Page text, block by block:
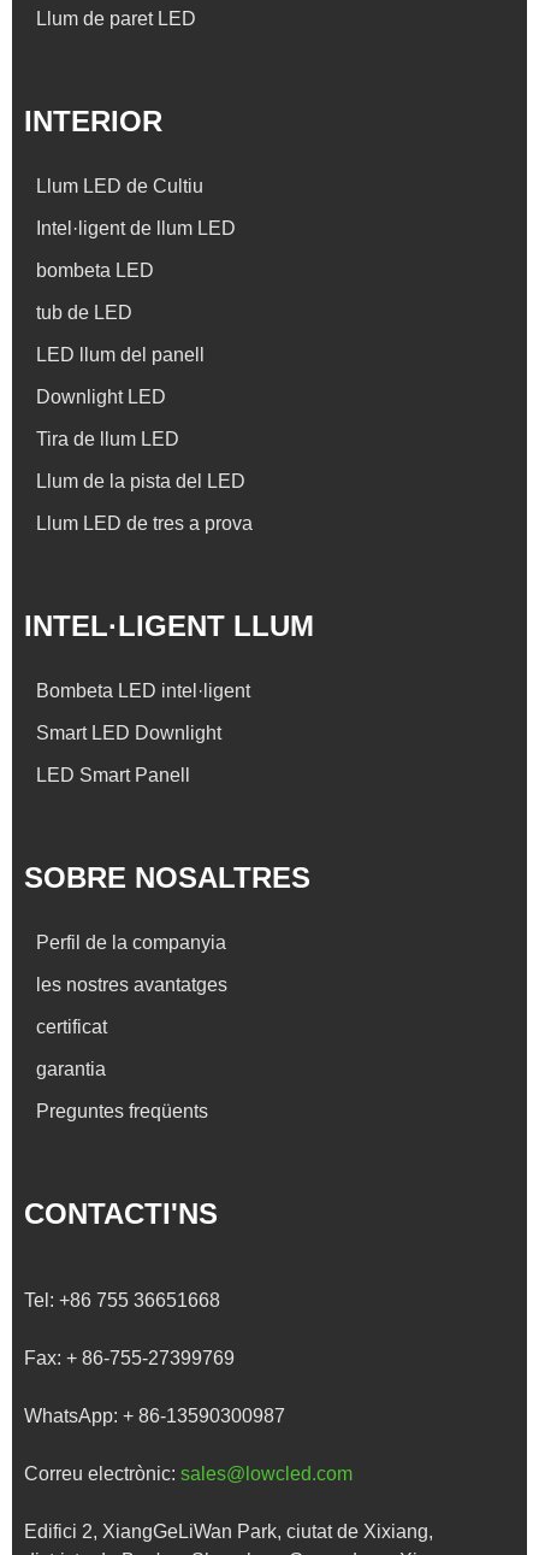
Llum de paret LED
INTERIOR
Llum LED de Cultiu
Intel·ligent de llum LED
bombeta LED
tub de LED
LED llum del panell
Downlight LED
Tira de llum LED
Llum de la pista del LED
Llum LED de tres a prova
INTEL·LIGENT LLUM
Bombeta LED intel·ligent
Smart LED Downlight
LED Smart Panell
SOBRE NOSALTRES
Perfil de la companyia
les nostres avantatges
certificat
garantia
Preguntes freqüents
CONTACTI'NS
Tel: +86 755 36651668
Fax: + 86-755-27399769
WhatsApp: + 86-13590300987
Correu electrònic: sales@lowcled.com
Edifici 2, XiangGeLiWan Park, ciutat de Xixiang,